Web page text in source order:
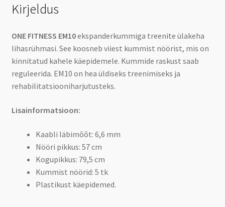
Kirjeldus
ONE FITNESS EM10ekspanderkummiga treenite ülakeha
lihasrühmasi. See koosneb viiest kummist nöörist, mis on
kinnitatud kahele käepidemele. Kummide raskust saab
reguleerida. EM10 on hea üldiseks treenimiseks ja
rehabilitatsiooniharjutusteks.
Lisainformatsioon:
Kaabli läbimõõt: 6,6 mm
Nööri pikkus: 57 cm
Kogupikkus: 79,5 cm
Kummist nöörid: 5 tk
Plastikust käepidemed.